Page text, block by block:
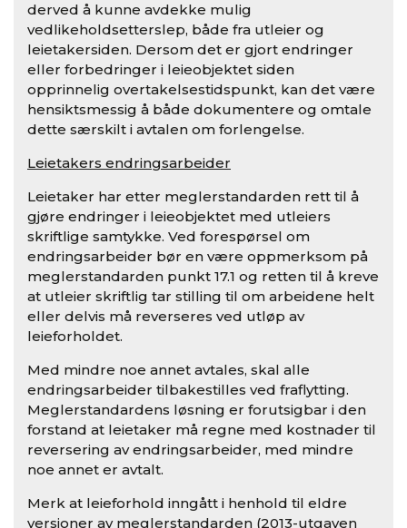
derved å kunne avdekke mulig
vedlikeholdsetterslep, både fra utleier og
leietakersiden. Dersom det er gjort endringer
eller forbedringer i leieobjektet siden
opprinnelig overtakelsestidspunkt, kan det være
hensiktsmessig å både dokumentere og omtale
dette særskilt i avtalen om forlengelse.
Leietakers endringsarbeider
Leietaker har etter meglerstandarden rett til å
gjøre endringer i leieobjektet med utleiers
skriftlige samtykke. Ved forespørsel om
endringsarbeider bør en være oppmerksom på
meglerstandarden punkt 17.1 og retten til å kreve
at utleier skriftlig tar stilling til om arbeidene helt
eller delvis må reverseres ved utløp av
leieforholdet.
Med mindre noe annet avtales, skal alle
endringsarbeider tilbakestilles ved fraflytting.
Meglerstandardens løsning er forutsigbar i den
forstand at leietaker må regne med kostnader til
reversering av endringsarbeider, med mindre
noe annet er avtalt.
Merk at leieforhold inngått i henhold til eldre
versjoner av meglerstandarden (2013-utgaven